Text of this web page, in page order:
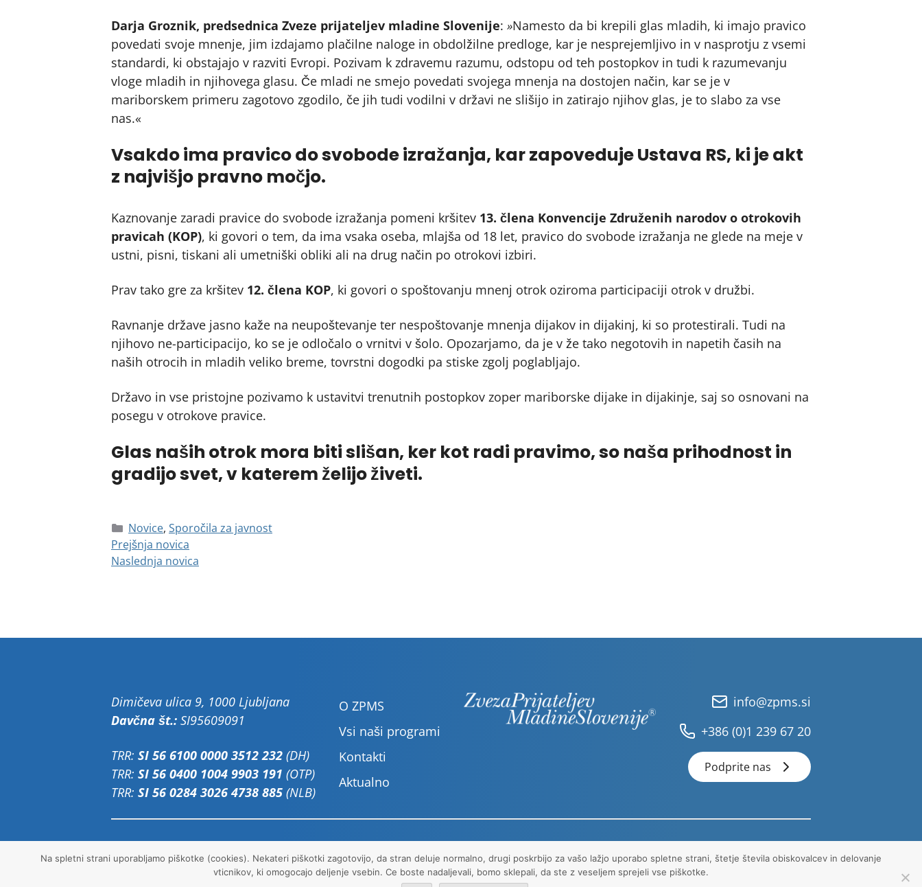
Darja Groznik, predsednica Zveze prijateljev mladine Slovenije: »Namesto da bi krepili glas mladih, ki imajo pravico
povedati svoje mnenje, jim izdajamo plačilne naloge in obdolžilne predloge, kar je nesprejemljivo in v nasprotju z vsemi
standardi, ki obstajajo v razviti Evropi. Pozivam k zdravemu razumu, odstopu od teh postopkov in tudi k razumevanju
vloge mladih in njihovega glasu. Če mladi ne smejo povedati svojega mnenja na dostojen način, kar se je v
mariborskem primeru zagotovo zgodilo, če jih tudi vodilni v državi ne slišijo in zatirajo njihov glas, je to slabo za vse
nas.«
Vsakdo ima pravico do svobode izražanja, kar zapoveduje Ustava RS, ki je akt
z najvišjo pravno močjo.
Kaznovanje zaradi pravice do svobode izražanja pomeni kršitev 13. člena Konvencije Združenih narodov o otrokovih
pravicah (KOP), ki govori o tem, da ima vsaka oseba, mlajša od 18 let, pravico do svobode izražanja ne glede na meje v
ustni, pisni, tiskani ali umetniški obliki ali na drug način po otrokovi izbiri.
Prav tako gre za kršitev 12. člena KOP, ki govori o spoštovanju mnenj otrok oziroma participaciji otrok v družbi.
Ravnanje države jasno kaže na neupoštevanje ter nespoštovanje mnenja dijakov in dijakinj, ki so protestirali. Tudi na
njihovo ne-participacijo, ko se je odločalo o vrnitvi v šolo. Opozarjamo, da je v že tako negotovih in napetih časih na
naših otrocih in mladih veliko breme, tovrstni dogodki pa stiske zgolj poglabljajo.
Državo in vse pristojne pozivamo k ustavitvi trenutnih postopkov zoper mariborske dijake in dijakinje, saj so osnovani na
posegu v otrokove pravice.
Glas naših otrok mora biti slišan, ker kot radi pravimo, so naša prihodnost in
gradijo svet, v katerem želijo živeti.
Novice, Sporočila za javnost
Prejšnja novica
Naslednja novica
Dimičeva ulica 9, 1000 Ljubljana
Davčna št.: SI95609091
TRR: SI 56 6100 0000 3512 232 (DH)
TRR: SI 56 0400 1004 9903 191 (OTP)
TRR: SI 56 0284 3026 4738 885 (NLB)
O ZPMS
Vsi naši programi
Kontakti
Aktualno
info@zpms.si
+386 (0)1 239 67 20
Podprite nas
Na spletni strani uporabljamo piškotke (cookies). Nekateri piškotki zagotovijo, da stran deluje normalno, drugi poskrbijo za vašo lažjo uporabo spletne strani, štetje števila obiskovalcev in delovanje
vticnikov, ki omogocajo deljenje vsebin. Ce boste nadaljevali, bomo sklepali, da ste z veseljem sprejeli vse piškotke.